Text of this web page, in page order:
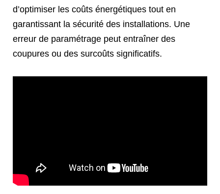
d’optimiser les coûts énergétiques tout en
garantissant la sécurité des installations. Une
erreur de paramétrage peut entraîner des
coupures ou des surcoûts significatifs.